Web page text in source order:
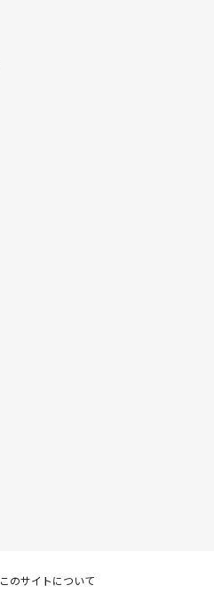
このサイトについて